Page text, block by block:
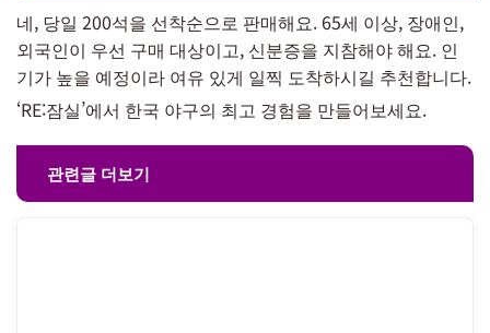
네, 당일 200석을 선착순으로 판매해요. 65세 이상, 장애인,
외국인이 우선 구매 대상이고, 신분증을 지참해야 해요. 인
기가 높을 예정이라 여유 있게 일찍 도착하시길 추천합니다.
‘RE:잠실’에서 한국 야구의 최고 경험을 만들어보세요.
관련글 더보기